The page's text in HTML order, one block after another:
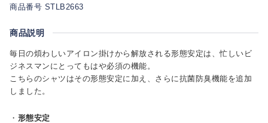
商品番号 STLB2663
商品説明
毎日の煩わしいアイロン掛けから解放される形態安定は、忙しいビ
ジネスマンにとってもはや必須の機能。
こちらのシャツはその形態安定に加え、さらに抗菌防臭機能を追加
しました。
・ 形態安定